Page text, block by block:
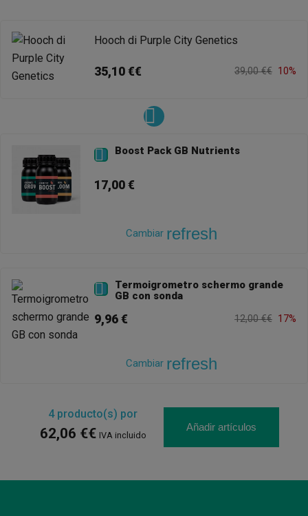
Hooch di Purple City Genetics
35,10 €€ 39,00 €€ 10%
 Boost Pack GB Nutrients
17,00 €
Cambiar refresh

Termoigrometro schermo grande
GB con sonda
9,96 € 12,00 €€ 17%
Cambiar refresh
4producto(s) por
62,06 €€ IVA incluido
Añadir artículos